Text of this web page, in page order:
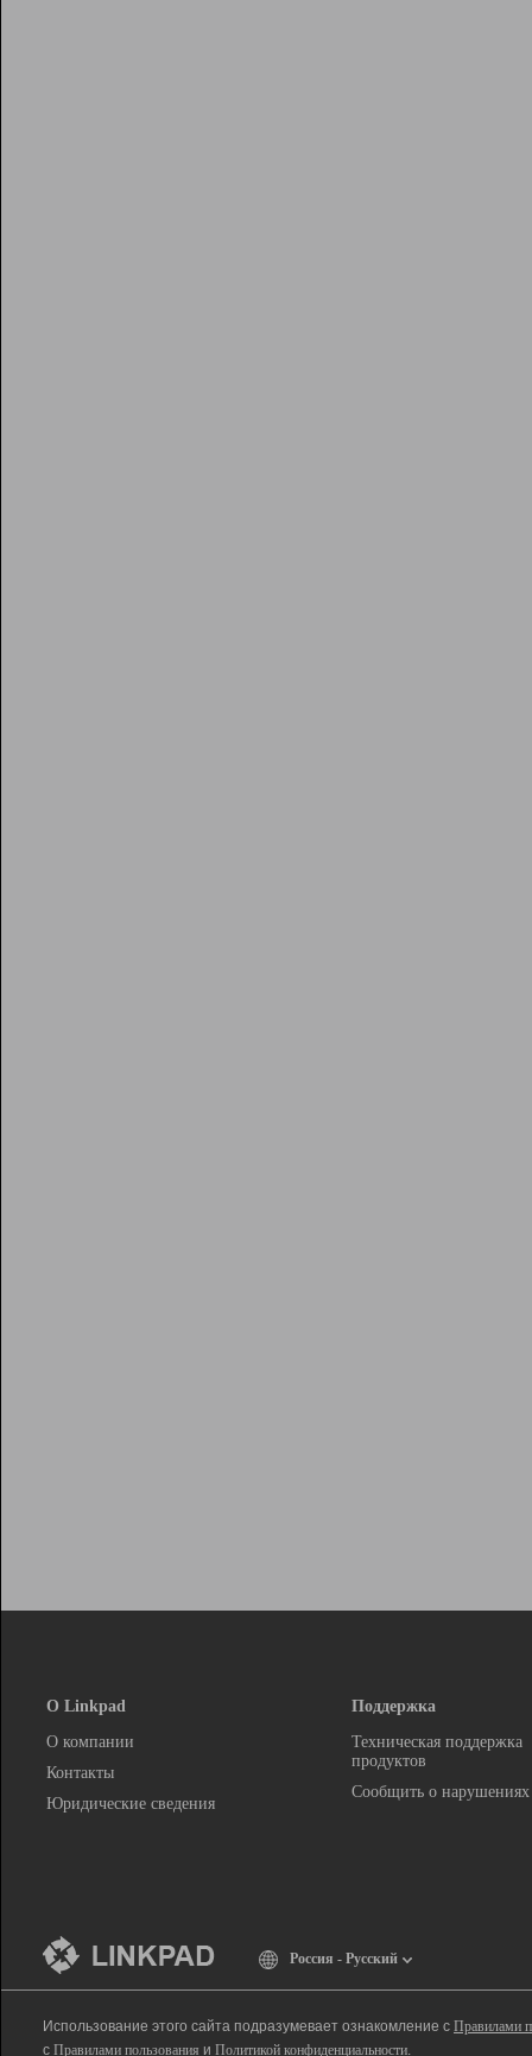
О Linkpad
О компании
Контакты
Юридические сведения
Поддержка
Техническая поддержка
продуктов
Сообщить о нарушениях
Россия - Русский
Использование этого сайта подразумевает ознакомление с Правилами
с Правилами пользования и Политикой конфиденциальности.